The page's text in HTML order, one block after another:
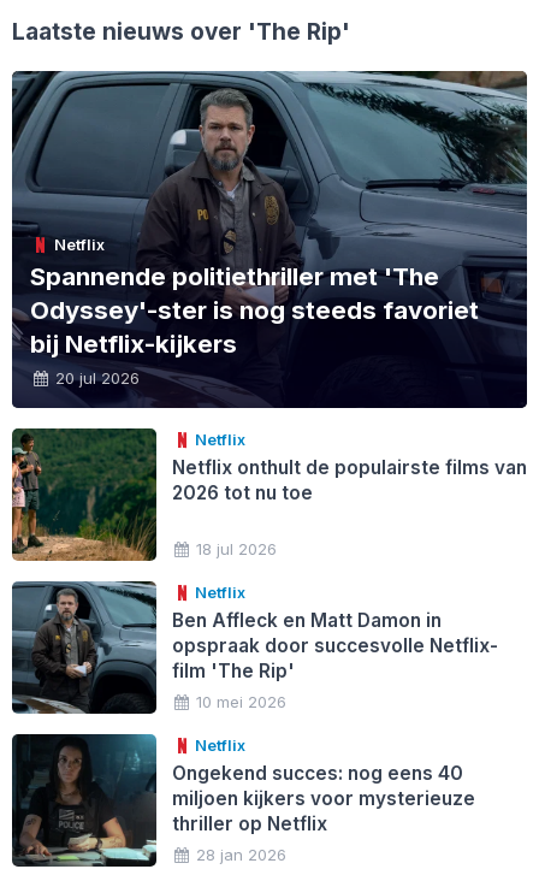
Laatste nieuws over 'The Rip'
Netflix
Spannende politiethriller met 'The
Odyssey'-ster is nog steeds favoriet
bij Netflix-kijkers
20 jul 2026
Netflix
Netflix onthult de populairste films van
2026 tot nu toe
18 jul 2026
Netflix
Ben Affleck en Matt Damon in
opspraak door succesvolle Netflix-
film 'The Rip'
10 mei 2026
Netflix
Ongekend succes: nog eens 40
miljoen kijkers voor mysterieuze
thriller op Netflix
28 jan 2026